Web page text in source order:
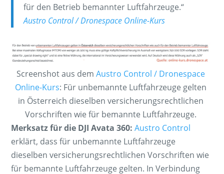
für den Betrieb bemannter Luftfahrzeuge.“
Austro Control / Dronespace Online-Kurs
Screenshot aus demAustro Control / Dronespace
Online-Kurs: Für unbemannte Luftfahrzeuge gelten
in Österreich dieselben versicherungsrechtlichen
Vorschriften wie für bemannte Luftfahrzeuge.
Merksatz für die DJI Avata 360: Austro Control
erklärt, dass für unbemannte Luftfahrzeuge
dieselben versicherungsrechtlichen Vorschriften wie
für bemannte Luftfahrzeuge gelten. In Verbindung